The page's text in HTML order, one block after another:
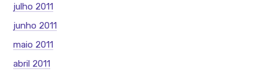
julho 2011
junho 2011
maio 2011
abril 2011